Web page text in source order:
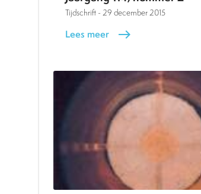
Tijdschrift - 29 december 2015
Lees meer east